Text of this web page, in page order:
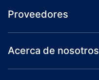
Proveedores
Acerca de nosotros